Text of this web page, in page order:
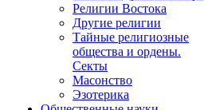
Религии Востока
Другие религии
Тайные религиозные
общества и ордены.
Секты
Масонство
Эзотерика